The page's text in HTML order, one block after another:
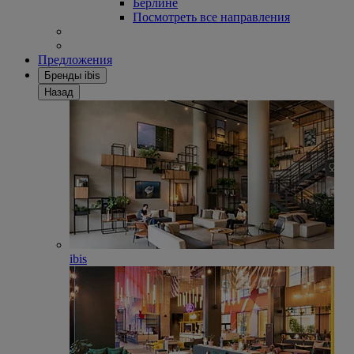
Берлине
Посмотреть все направления
Предложения
Бренды ibis
Назад
ibis